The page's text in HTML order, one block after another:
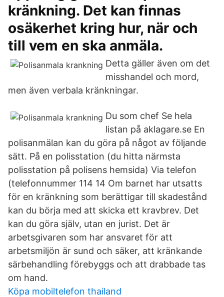
kränkning. Det kan finnas
osäkerhet kring hur, när och
till vem en ska anmäla.
Detta gäller även om det
misshandel och mord,
men även verbala kränkningar.
Du som chef Se hela
listan på aklagare.se En
polisanmälan kan du göra på något av följande
sätt. På en polisstation (du hitta närmsta
polisstation på polisens hemsida) Via telefon
(telefonnummer 114 14 Om barnet har utsatts
för en kränkning som berättigar till skadestånd
kan du börja med att skicka ett kravbrev. Det
kan du göra själv, utan en jurist. Det är
arbetsgivaren som har ansvaret för att
arbetsmiljön är sund och säker, att kränkande
särbehandling förebyggs och att drabbade tas
om hand.
Köpa mobiltelefon thailand